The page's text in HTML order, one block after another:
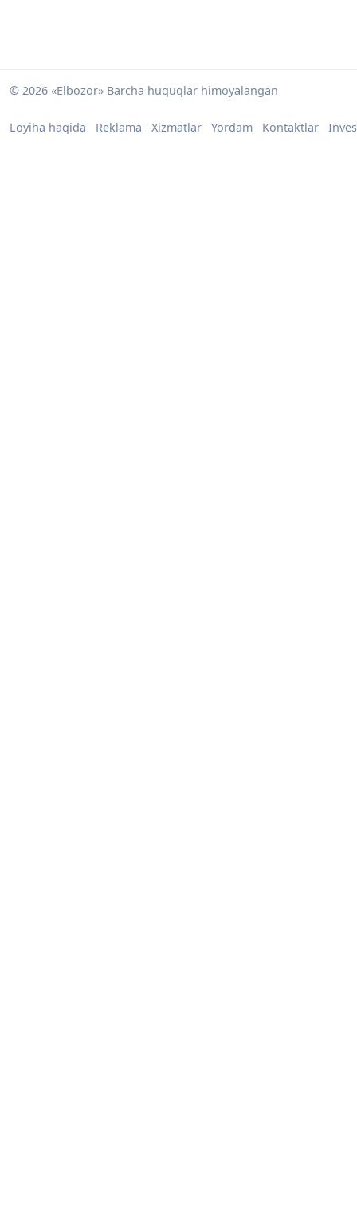
© 2026 «Elbozor» Barcha huquqlar himoyalangan
Loyiha haqida Reklama Xizmatlar Yordam Kontaktlar